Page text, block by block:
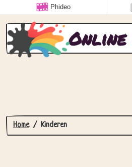
Phideo
Online
Home Kinderen